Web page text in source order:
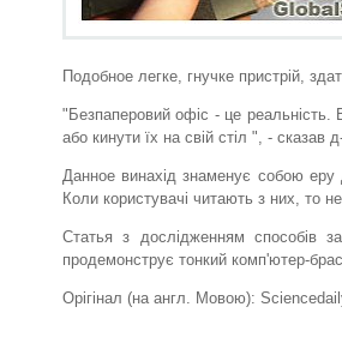
Подобное легке, гнучке пристрій,
"Безпаперовий офіс - це реальність.
або кинути їх на свій стіл ", - сказав
Данное винахід знаменує собою еру
Коли користувачі читають з них, то
Статья з дослідженням способів
продемонструє тонкий комп'ютер-
Орігінал (на англ. Мовою):